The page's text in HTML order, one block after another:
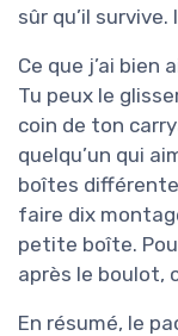
sûr qu’il
Ce que j’ai bien
Tu peux le
coin de ton
quelqu’un qui
boîtes
faire dix
petite boîte.
après le boulot,
En résumé, le